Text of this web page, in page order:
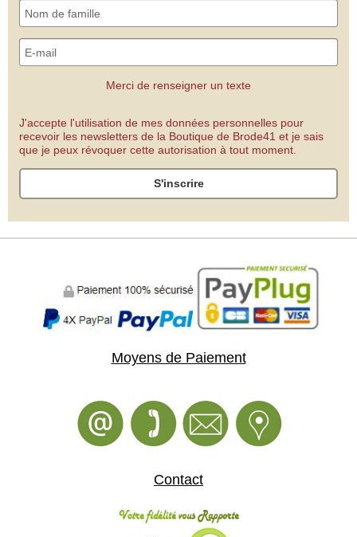
Merci de renseigner un texte
J'accepte l'utilisation de mes données personnelles pour
recevoir les newsletters de la Boutique de Brode41 et je sais
que je peux révoquer cette autorisation à tout moment.
S'inscrire
Moyens de Paiement
Contact